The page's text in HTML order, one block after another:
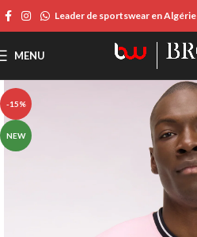
Leader de sportswear en Algérie
MENU
-15%
NEW